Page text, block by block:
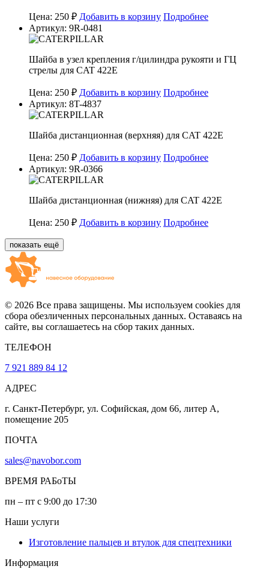
Цена: 250 ₽ Добавить в корзину Подробнее
Артикул: 9R-0481
Шайба в узел крепления г/цилиндра рукояти и ГЦ
стрелы для CAT 422E
Цена: 250 ₽ Добавить в корзину Подробнее
Артикул: 8T-4837
Шайба дистанционная (верхняя) для CAT 422E
Цена: 250 ₽ Добавить в корзину Подробнее
Артикул: 9R-0366
Шайба дистанционная (нижняя) для CAT 422E
Цена: 250 ₽ Добавить в корзину Подробнее
показать ещё
© 2026 Все права защищены. Мы используем cookies для
сбора обезличенных персональных данных. Оставаясь на
сайте, вы соглашаетесь на сбор таких данных.
ТЕЛЕФОН
7 921 889 84 12
АДРЕС
г. Санкт-Петербург, ул. Софийская, дом 66, литер А,
помещение 205
ПОЧТА
sales@navobor.com
ВРЕМЯ РАБоТЫ
пн – пт с 9:00 до 17:30
Наши услуги
Изготовление пальцев и втулок для спецтехники
Информация